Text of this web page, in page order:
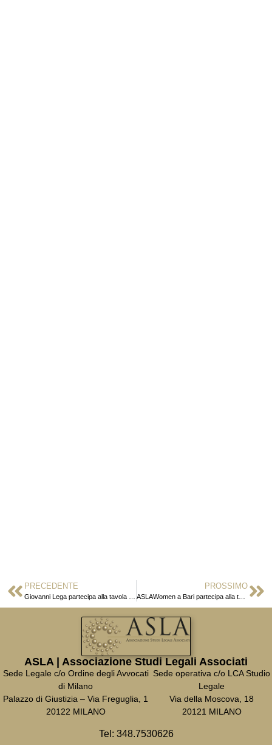
PRECEDENTE PROSSIMO
ASLAWomen a Bari partecipa alla tavola rotonda “La diversity tra etica e business”
ASLA | Associazione Studi Legali Associati
Sede Legale c/o Ordine degli Avvocati
di Milano
Palazzo di Giustizia – Via Freguglia, 1
20122 MILANO
Sede operativa c/o LCA Studio
Legale
Via della Moscova, 18
20121 MILANO
Tel: 348.7530626